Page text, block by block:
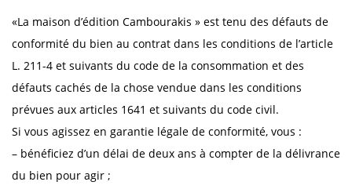
«La maison d’édition Cambourakis » est tenu des défauts de
conformité du bien au contrat dans les conditions de l’article
L. 211-4 et suivants du code de la consommation et des
défauts cachés de la chose vendue dans les conditions
prévues aux articles 1641 et suivants du code civil.
Si vous agissez en garantie légale de conformité, vous :
– bénéficiez d’un délai de deux ans à compter de la délivrance
du bien pour agir ;